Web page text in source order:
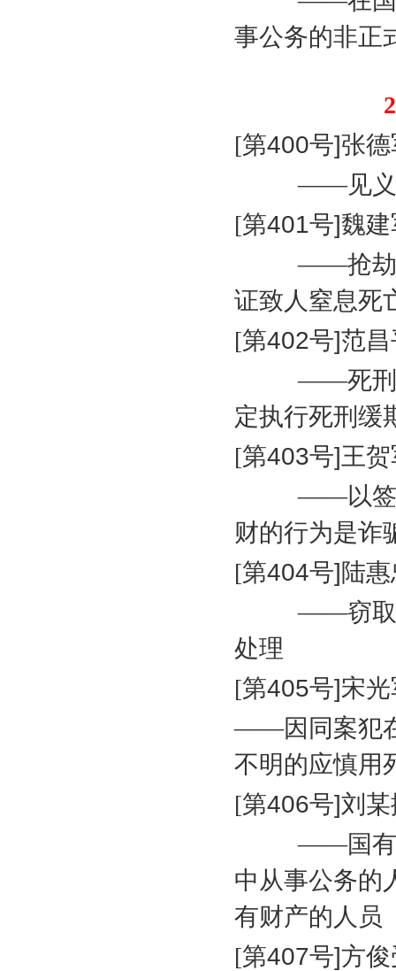
事公务的非正
[第400号]张
——见义
[第401号]魏
——抢劫
证致人窒息死
[第402号]范
——死刑
定执行死刑缓
[第403号]王
——以签
财的行为是诈
[第404号]陆
——窃取
处理
[第405号]宋
——因同案犯
不明的应慎用
[第406号]刘
——国有
中从事公务的
有财产的人员
[第407号]方